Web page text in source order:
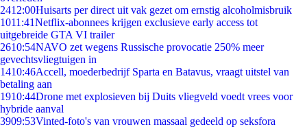
2412:00Huisarts per direct uit vak gezet om ernstig alcoholmisbruik
1011:41Netflix-abonnees krijgen exclusieve early access tot
uitgebreide GTA VI trailer
2610:54NAVO zet wegens Russische provocatie 250% meer
gevechtsvliegtuigen in
1410:46Accell, moederbedrijf Sparta en Batavus, vraagt uitstel van
betaling aan
1910:44Drone met explosieven bij Duits vliegveld voedt vrees voor
hybride aanval
3909:53Vinted-foto's van vrouwen massaal gedeeld op seksfora